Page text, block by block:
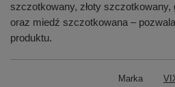
szczotkowany, złoty
oraz miedź szczotkowana –
produktu.
Marka